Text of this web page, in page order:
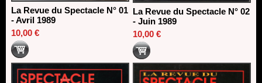
La Revue du Spectacle N° 01
- Avril 1989
10,00 €
La Revue du Spectacle N° 02
- Juin 1989
10,00 €